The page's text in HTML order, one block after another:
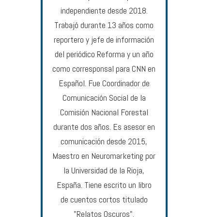
independiente desde 2018.
Trabajó durante 13 años como
reportero y jefe de información
del periódico Reforma y un año
como corresponsal para CNN en
Español. Fue Coordinador de
Comunicación Social de la
Comisión Nacional Forestal
durante dos años. Es asesor en
comunicación desde 2015,
Maestro en Neuromarketing por
la Universidad de la Rioja,
España. Tiene escrito un libro
de cuentos cortos titulado
"Relatos Oscuros".